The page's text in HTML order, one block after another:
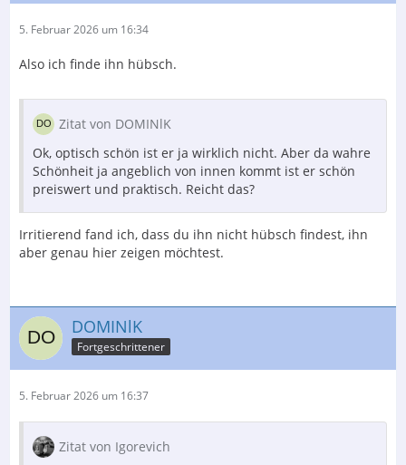
5. Februar 2026 um 16:34
Also ich finde ihn hübsch.
Zitat von DOMINlK
Ok, optisch schön ist er ja wirklich nicht. Aber da wahre
Schönheit ja angeblich von innen kommt ist er schön
preiswert und praktisch. Reicht das?
Irritierend fand ich, dass du ihn nicht hübsch findest, ihn
aber genau hier zeigen möchtest.
DOMINlK
Fortgeschrittener
5. Februar 2026 um 16:37
Zitat von Igorevich